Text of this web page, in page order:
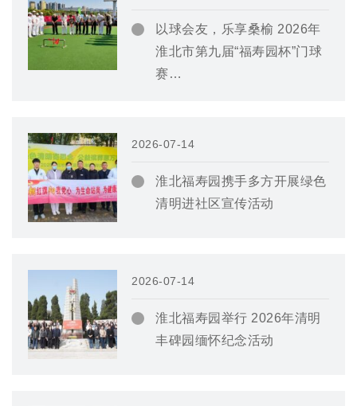
以球会友，乐享桑榆 2026年
淮北市第九届“福寿园杯”门球
赛…
2026-07-14
淮北福寿园携手多方开展绿色
清明进社区宣传活动
2026-07-14
淮北福寿园举行 2026年清明
丰碑园缅怀纪念活动